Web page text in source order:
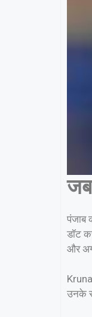
पंजाब
डॉट
और
उनके